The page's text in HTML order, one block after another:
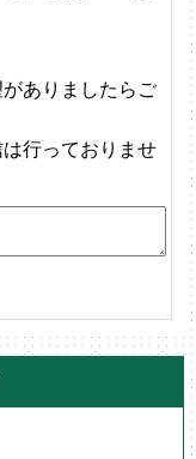
ありましたらご
行っておりませ